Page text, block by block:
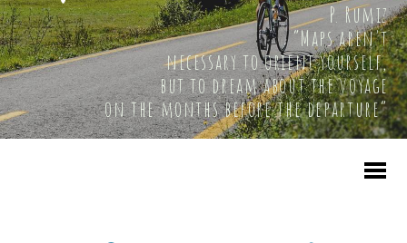
P. Rumiz
“Maps aren't
necessary to orient yourself,
but to dream about the voyage
on the months before the departure”